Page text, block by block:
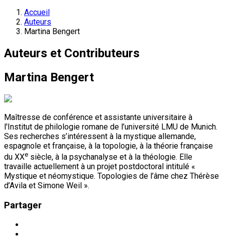
Accueil
Auteurs
Martina Bengert
Auteurs et Contributeurs
Martina Bengert
Maîtresse de conférence et assistante universitaire à
l'Institut de philologie romane de l’université LMU de Munich.
Ses recherches s’intéressent à la mystique allemande,
espagnole et française, à la topologie, à la théorie française
du XXe siècle, à la psychanalyse et à la théologie. Elle
travaille actuellement à un projet postdoctoral intitulé «
Mystique et néomystique. Topologies de l’âme chez Thérèse
d’Avila et Simone Weil ».
Partager